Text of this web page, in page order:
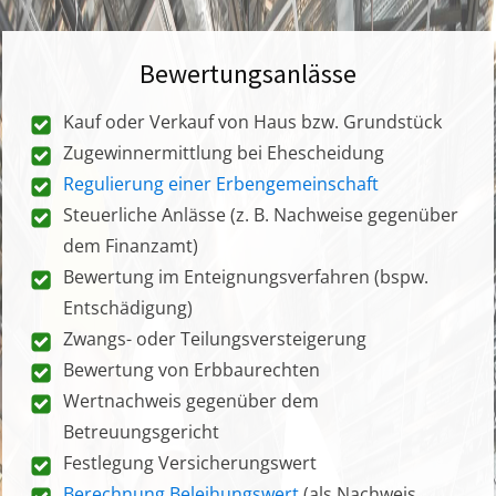
Bewertungsanlässe
Kauf oder Verkauf von Haus bzw. Grundstück
Zugewinnermittlung bei Ehescheidung
Regulierung einer Erbengemeinschaft
Steuerliche Anlässe (z. B. Nachweise gegenüber
dem Finanzamt)
Bewertung im Enteignungsverfahren (bspw.
Entschädigung)
Zwangs- oder Teilungsversteigerung
Bewertung von Erbbaurechten
Wertnachweis gegenüber dem
Betreuungsgericht
Festlegung Versicherungswert